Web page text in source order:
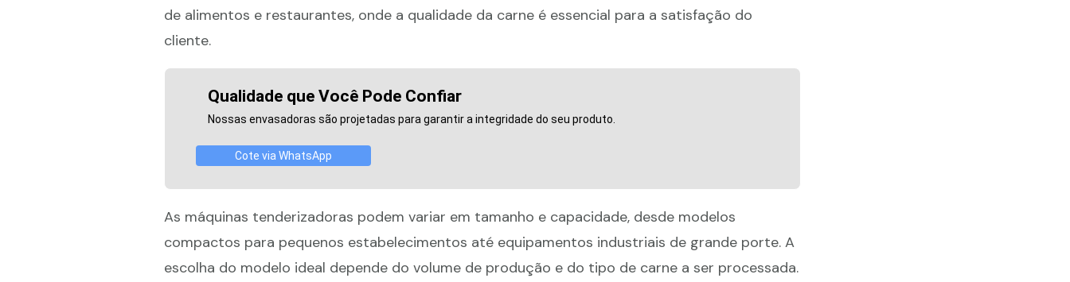
de alimentos e restaurantes, onde a qualidade da carne é essencial para a satisfação do
cliente.
Qualidade que Você Pode Confiar
Nossas envasadoras são projetadas para garantir a integridade do seu produto.
Cote via WhatsApp
As máquinas tenderizadoras podem variar em tamanho e capacidade, desde modelos
compactos para pequenos estabelecimentos até equipamentos industriais de grande porte. A
escolha do modelo ideal depende do volume de produção e do tipo de carne a ser processada.